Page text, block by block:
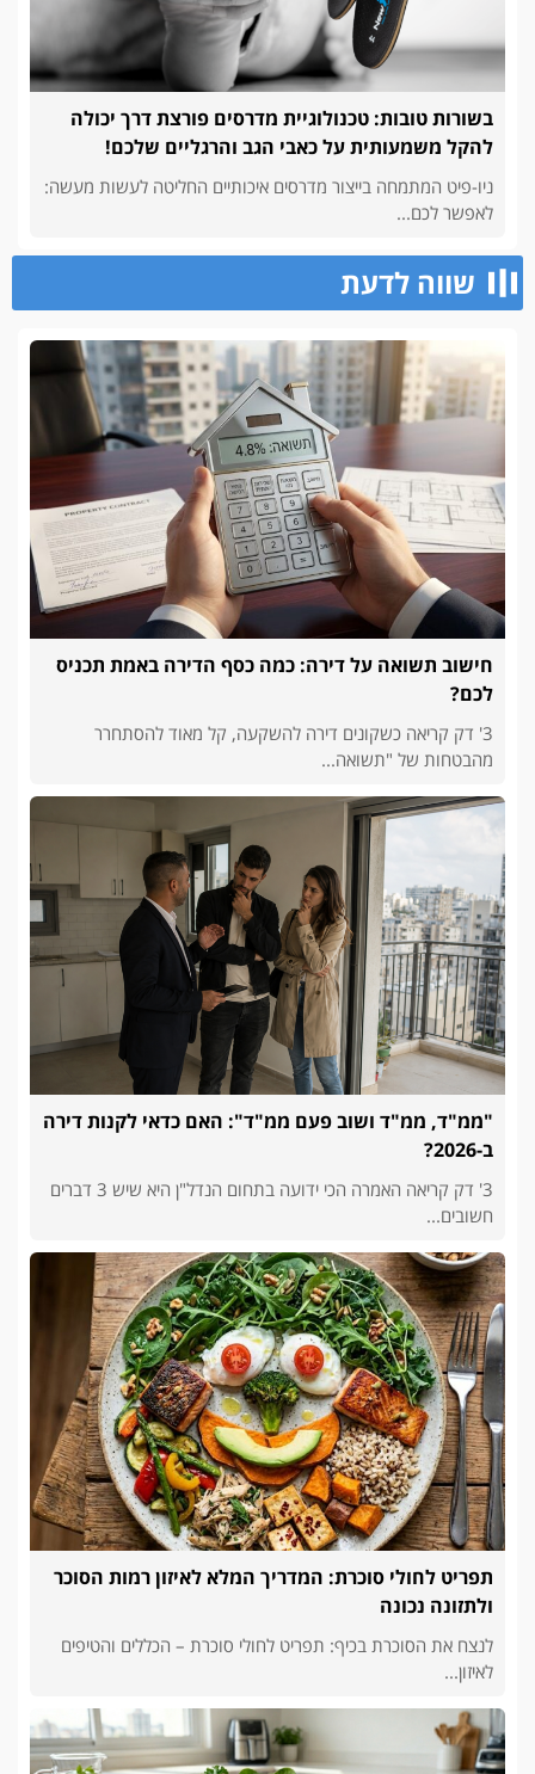
בשורות טובות: טכנולוגיית מדרסים פורצת דרך יכולה
להקל משמעותית על כאבי הגב והרגליים שלכם!
ניו-פיט המתמחה בייצור מדרסים איכותיים החליטה לעשות מעשה:
לאפשר לכם...
שווה לדעת
חישוב תשואה על דירה: כמה כסף הדירה באמת תכניס
לכם?
3' דק קריאה כשקונים דירה להשקעה, קל מאוד להסתחרר
מהבטחות של "תשואה...
"ממ"ד, ממ"ד ושוב פעם ממ"ד": האם כדאי לקנות דירה
ב-2026?
3' דק קריאה האמרה הכי ידועה בתחום הנדל"ן היא שיש 3 דברים
חשובים...
תפריט לחולי סוכרת: המדריך המלא לאיזון רמות הסוכר
ולתזונה נכונה
לנצח את הסוכרת בכיף: תפריט לחולי סוכרת – הכללים והטיפים
לאיזון...